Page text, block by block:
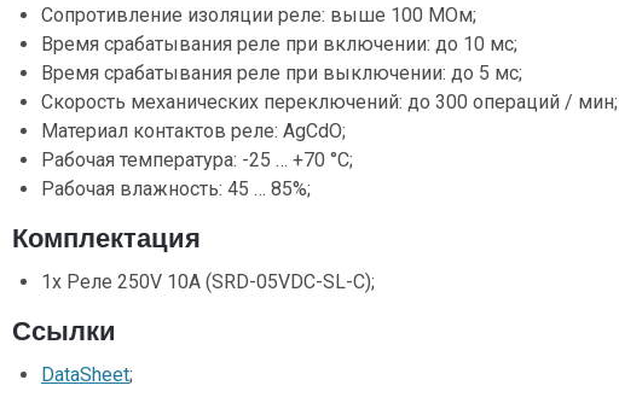
Сопротивление изоляции реле: выше 100 МОм;
Время срабатывания реле при включении: до 10 мс;
Время срабатывания реле при выключении: до 5 мс;
Скорость механических переключений: до 300 операций / мин;
Материал контактов реле: AgCdO;
Рабочая температура: -25 … +70 °C;
Рабочая влажность: 45 … 85%;
Комплектация
1х Реле 250V 10A (SRD-05VDC-SL-C);
Ссылки
DataSheet;